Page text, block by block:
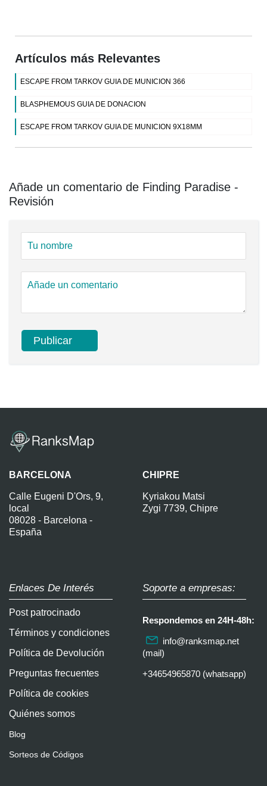
Artículos más Relevantes
ESCAPE FROM TARKOV GUIA DE MUNICION 366
BLASPHEMOUS GUIA DE DONACION
ESCAPE FROM TARKOV GUIA DE MUNICION 9X18MM
Añade un comentario de Finding Paradise -
Revisión
BARCELONA
Calle Eugeni D'Ors, 9,
local
08028 - Barcelona -
España
CHIPRE
Kyriakou Matsi
Zygi 7739, Chipre
Enlaces De Interés
Post patrocinado
Términos y condiciones
Política de Devolución
Preguntas frecuentes
Política de cookies
Quiénes somos
Blog
Sorteos de Códigos
Soporte a empresas:
Respondemos en 24H-48h:
info@ranksmap.net
(mail)
+34654965870 (whatsapp)